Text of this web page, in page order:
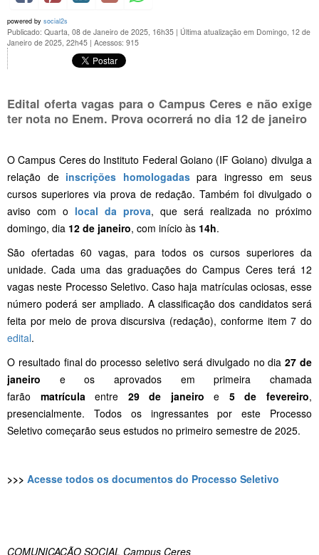
powered by social2s
Publicado: Quarta, 08 de Janeiro de 2025, 16h35 | Última atualização em Domingo, 12 de
Janeiro de 2025, 22h45 | Acessos: 915
Edital oferta vagas para o Campus Ceres e não exige
ter nota no Enem. Prova ocorrerá no dia 12 de janeiro
O Campus Ceres do Instituto Federal Goiano (IF Goiano) divulga a
relação de inscrições homologadaspara ingresso em seus
cursos superiores via prova de redação. Também foi divulgado o
aviso com o local da prova, que será realizada no próximo
domingo, dia 12 de janeiro, com início às 14h.
São ofertadas 60 vagas, para todos os cursos superiores da
unidade. Cada uma das graduações do Campus Ceres terá 12
vagas neste Processo Seletivo. Caso haja matrículas ociosas, esse
número poderá ser ampliado. A classificação dos candidatos será
feita por meio de prova discursiva (redação), conforme item 7 do
edital.
O resultado final do processo seletivo será divulgado no dia27 de
janeiro e os aprovados em primeira chamada
farão matrícula entre 29 de janeiro e 5 de fevereiro,
presencialmente. Todos os ingressantes por este Processo
Seletivo começarão seus estudos no primeiro semestre de 2025.
>>> Acesse todos os documentos do Processo Seletivo
COMUNICAÇÃO SOCIAL Campus Ceres